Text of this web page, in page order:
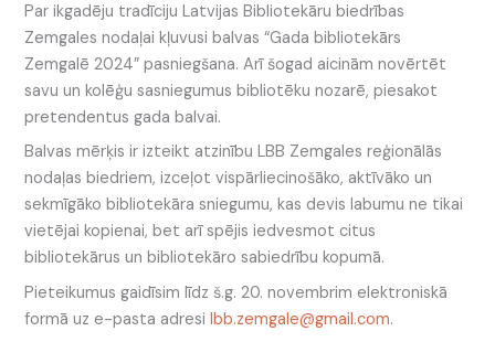
Par ikgadēju tradīciju Latvijas Bibliotekāru biedrības
Zemgales nodaļai kļuvusi balvas “Gada bibliotekārs
Zemgalē 2024” pasniegšana. Arī šogad aicinām novērtēt
savu un kolēģu sasniegumus bibliotēku nozarē, piesakot
pretendentus gada balvai.
Balvas mērķis ir izteikt atzinību LBB Zemgales reģionālās
nodaļas biedriem, izceļot vispārliecinošāko, aktīvāko un
sekmīgāko bibliotekāra sniegumu, kas devis labumu ne tikai
vietējai kopienai, bet arī spējis iedvesmot citus
bibliotekārus un bibliotekāro sabiedrību kopumā.
Pieteikumus gaidīsim līdz š.g. 20. novembrim elektroniskā
formā uz e-pasta adresilbb.zemgale@gmail.com.